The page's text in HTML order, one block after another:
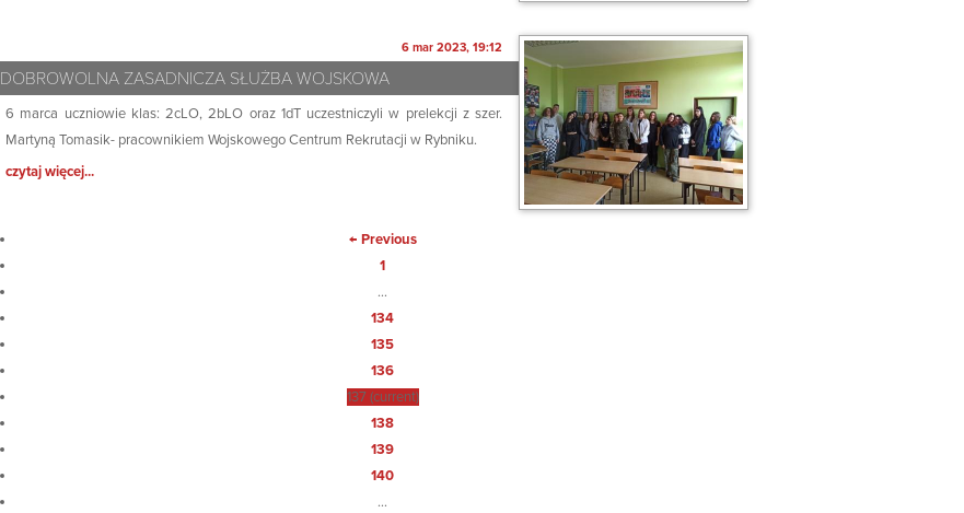
6 mar 2023, 19:12
DOBROWOLNA ZASADNICZA SŁUŻBA WOJSKOWA
6 marca uczniowie klas: 2cLO, 2bLO oraz 1dT uczestniczyli w prelekcji z szer.
Martyną Tomasik- pracownikiem Wojskowego Centrum Rekrutacji w Rybniku.
czytaj więcej...
← Previous
1
…
134
135
136
137(current)
138
139
140
…